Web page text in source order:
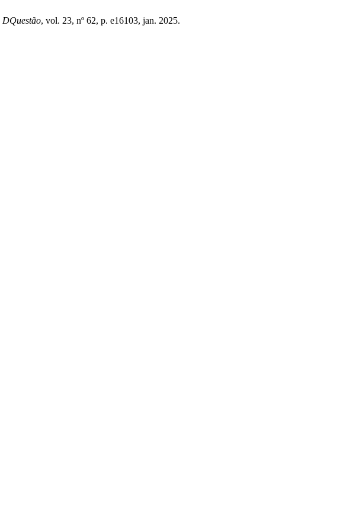
DQuestão, vol. 23, nº 62, p. e16103, jan. 2025.